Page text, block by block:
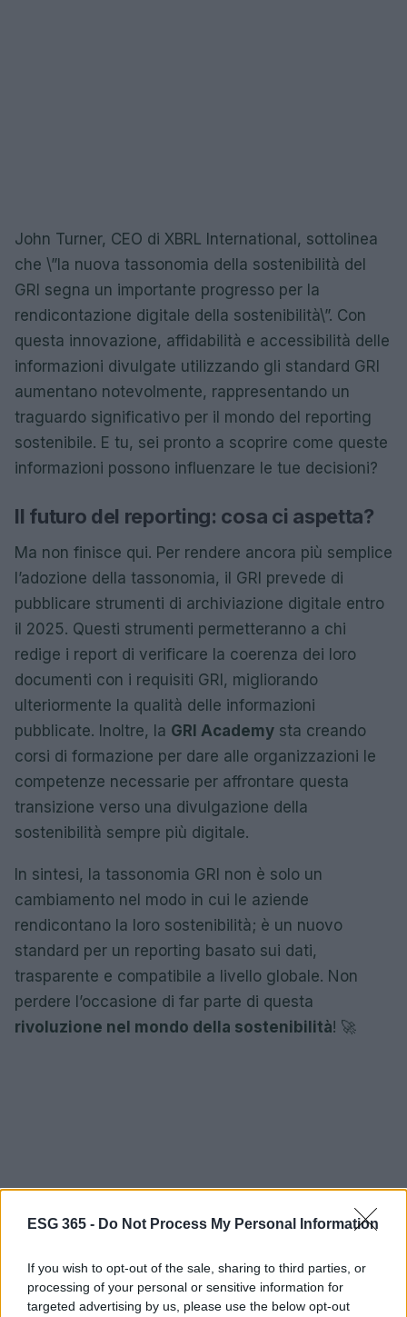
ESG 365 - Do Not Process My Personal Information
If you wish to opt-out of the sale, sharing to third parties, or
processing of your personal or sensitive information for
targeted advertising by us, please use the below opt-out
John Turner, CEO di XBRL International, sottolinea
che \”la nuova tassonomia della sostenibilità del
GRI segna un importante progresso per la
rendicontazione digitale della sostenibilità\”. Con
questa innovazione, affidabilità e accessibilità delle
informazioni divulgate utilizzando gli standard GRI
aumentano notevolmente, rappresentando un
traguardo significativo per il mondo del reporting
sostenibile. E tu, sei pronto a scoprire come queste
informazioni possono influenzare le tue decisioni?
Il futuro del reporting: cosa ci aspetta?
Ma non finisce qui. Per rendere ancora più semplice
l’adozione della tassonomia, il GRI prevede di
pubblicare strumenti di archiviazione digitale entro
il 2025. Questi strumenti permetteranno a chi
redige i report di verificare la coerenza dei loro
documenti con i requisiti GRI, migliorando
ulteriormente la qualità delle informazioni
pubblicate. Inoltre, la GRI Academy sta creando
corsi di formazione per dare alle organizzazioni le
competenze necessarie per affrontare questa
transizione verso una divulgazione della
sostenibilità sempre più digitale.
In sintesi, la tassonomia GRI non è solo un
cambiamento nel modo in cui le aziende
rendicontano la loro sostenibilità; è un nuovo
standard per un reporting basato sui dati,
trasparente e compatibile a livello globale. Non
perdere l’occasione di far parte di questa
rivoluzione nel mondo della sostenibilità! 🚀